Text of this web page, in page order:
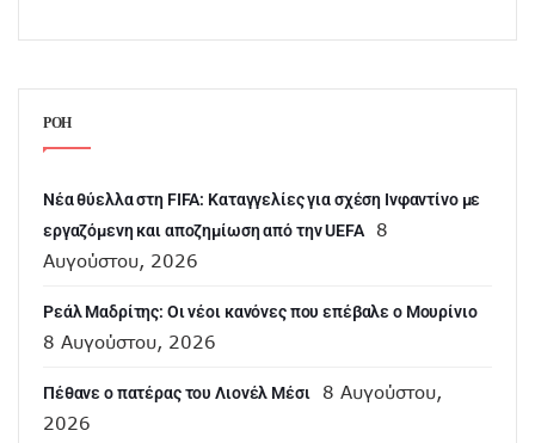
ΡΟΗ
Νέα θύελλα στη FIFA: Καταγγελίες για σχέση Ινφαντίνο με
εργαζόμενη και αποζημίωση από την UEFA
8
Αυγούστου, 2026
Ρεάλ Μαδρίτης: Οι νέοι κανόνες που επέβαλε ο Μουρίνιο
8 Αυγούστου, 2026
Πέθανε ο πατέρας του Λιονέλ Μέσι
8 Αυγούστου,
2026